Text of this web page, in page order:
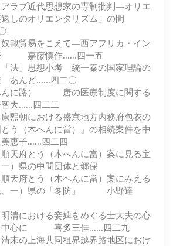
近代思想家の専制批判―オリエ
返しのオリエンタリズム」の間
易をこえて―西アフリカ・イン
済 嘉藤慎作......四一五
想小考―統一秦の国家理論の
ど......四二〇
に路） 唐の医療制度に関する
......四二二
における盛京地方内務府包衣の
う（木へんに當）』の相続案件を中
子......四二四
う（木へんに當）案に見る宝
）県の中間団体と郷保
う（木へんに當）案にみえる
、一）県の「冬防」 小野達
おける妾婢をめぐる士大夫の心
中心に 喜多三佳......四二九
上海共同租界越界路地区におけ